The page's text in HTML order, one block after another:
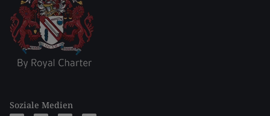
Soziale Medien